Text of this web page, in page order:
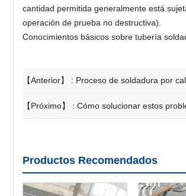
cantidad permitida generalmente está
operación de prueba no destructiva).
Conocimientos básicos sobre tubería
【Anterior】 : Proceso de soldadura por calor y
【Próximo】 :Cómo solucionar estos problemas
Productos Recomendados